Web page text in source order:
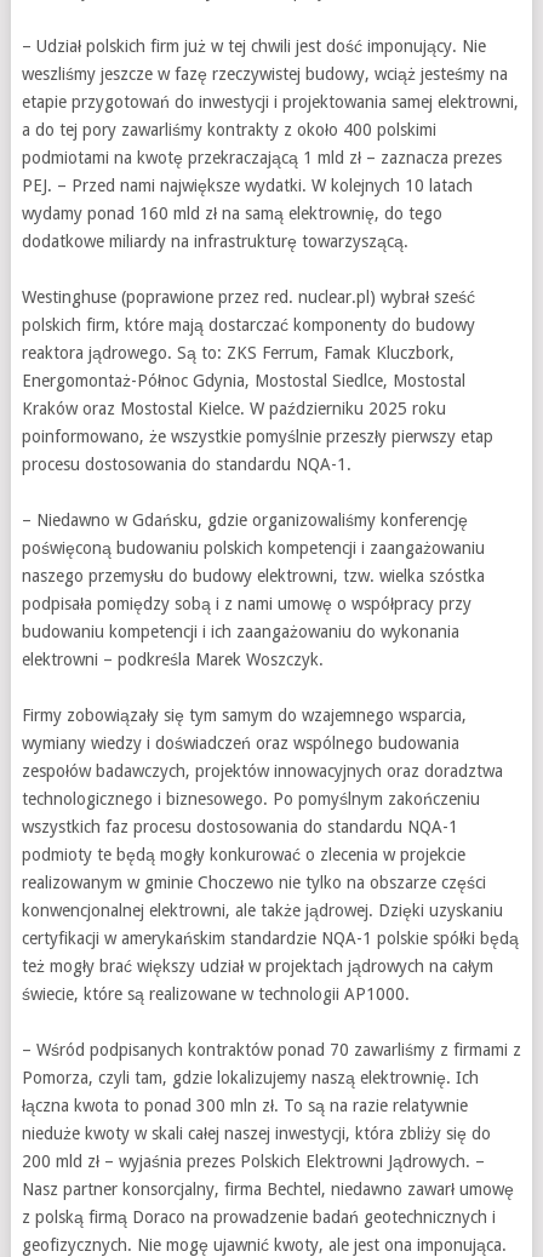
– Udział polskich firm już w tej chwili jest dość imponujący. Nie
weszliśmy jeszcze w fazę rzeczywistej budowy, wciąż jesteśmy na
etapie przygotowań do inwestycji i projektowania samej elektrowni,
a do tej pory zawarliśmy kontrakty z około 400 polskimi
podmiotami na kwotę przekraczającą 1 mld zł – zaznacza prezes
PEJ. – Przed nami największe wydatki. W kolejnych 10 latach
wydamy ponad 160 mld zł na samą elektrownię, do tego
dodatkowe miliardy na infrastrukturę towarzyszącą.
Westinghuse (poprawione przez red. nuclear.pl) wybrał sześć
polskich firm, które mają dostarczać komponenty do budowy
reaktora jądrowego. Są to: ZKS Ferrum, Famak Kluczbork,
Energomontaż-Północ Gdynia, Mostostal Siedlce, Mostostal
Kraków oraz Mostostal Kielce. W październiku 2025 roku
poinformowano, że wszystkie pomyślnie przeszły pierwszy etap
procesu dostosowania do standardu NQA-1.
– Niedawno w Gdańsku, gdzie organizowaliśmy konferencję
poświęconą budowaniu polskich kompetencji i zaangażowaniu
naszego przemysłu do budowy elektrowni, tzw. wielka szóstka
podpisała pomiędzy sobą i z nami umowę o współpracy przy
budowaniu kompetencji i ich zaangażowaniu do wykonania
elektrowni – podkreśla Marek Woszczyk.
Firmy zobowiązały się tym samym do wzajemnego wsparcia,
wymiany wiedzy i doświadczeń oraz wspólnego budowania
zespołów badawczych, projektów innowacyjnych oraz doradztwa
technologicznego i biznesowego. Po pomyślnym zakończeniu
wszystkich faz procesu dostosowania do standardu NQA-1
podmioty te będą mogły konkurować o zlecenia w projekcie
realizowanym w gminie Choczewo nie tylko na obszarze części
konwencjonalnej elektrowni, ale także jądrowej. Dzięki uzyskaniu
certyfikacji w amerykańskim standardzie NQA-1 polskie spółki będą
też mogły brać większy udział w projektach jądrowych na całym
świecie, które są realizowane w technologii AP1000.
– Wśród podpisanych kontraktów ponad 70 zawarliśmy z firmami z
Pomorza, czyli tam, gdzie lokalizujemy naszą elektrownię. Ich
łączna kwota to ponad 300 mln zł. To są na razie relatywnie
nieduże kwoty w skali całej naszej inwestycji, która zbliży się do
200 mld zł – wyjaśnia prezes Polskich Elektrowni Jądrowych. –
Nasz partner konsorcjalny, firma Bechtel, niedawno zawarł umowę
z polską firmą Doraco na prowadzenie badań geotechnicznych i
geofizycznych. Nie mogę ujawnić kwoty, ale jest ona imponująca.